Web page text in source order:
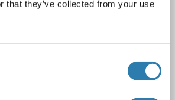
that they’ve collected from your use